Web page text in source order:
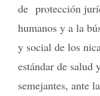
de protección
humanos y a la
y social de los
estándar de salud
semejantes, ante